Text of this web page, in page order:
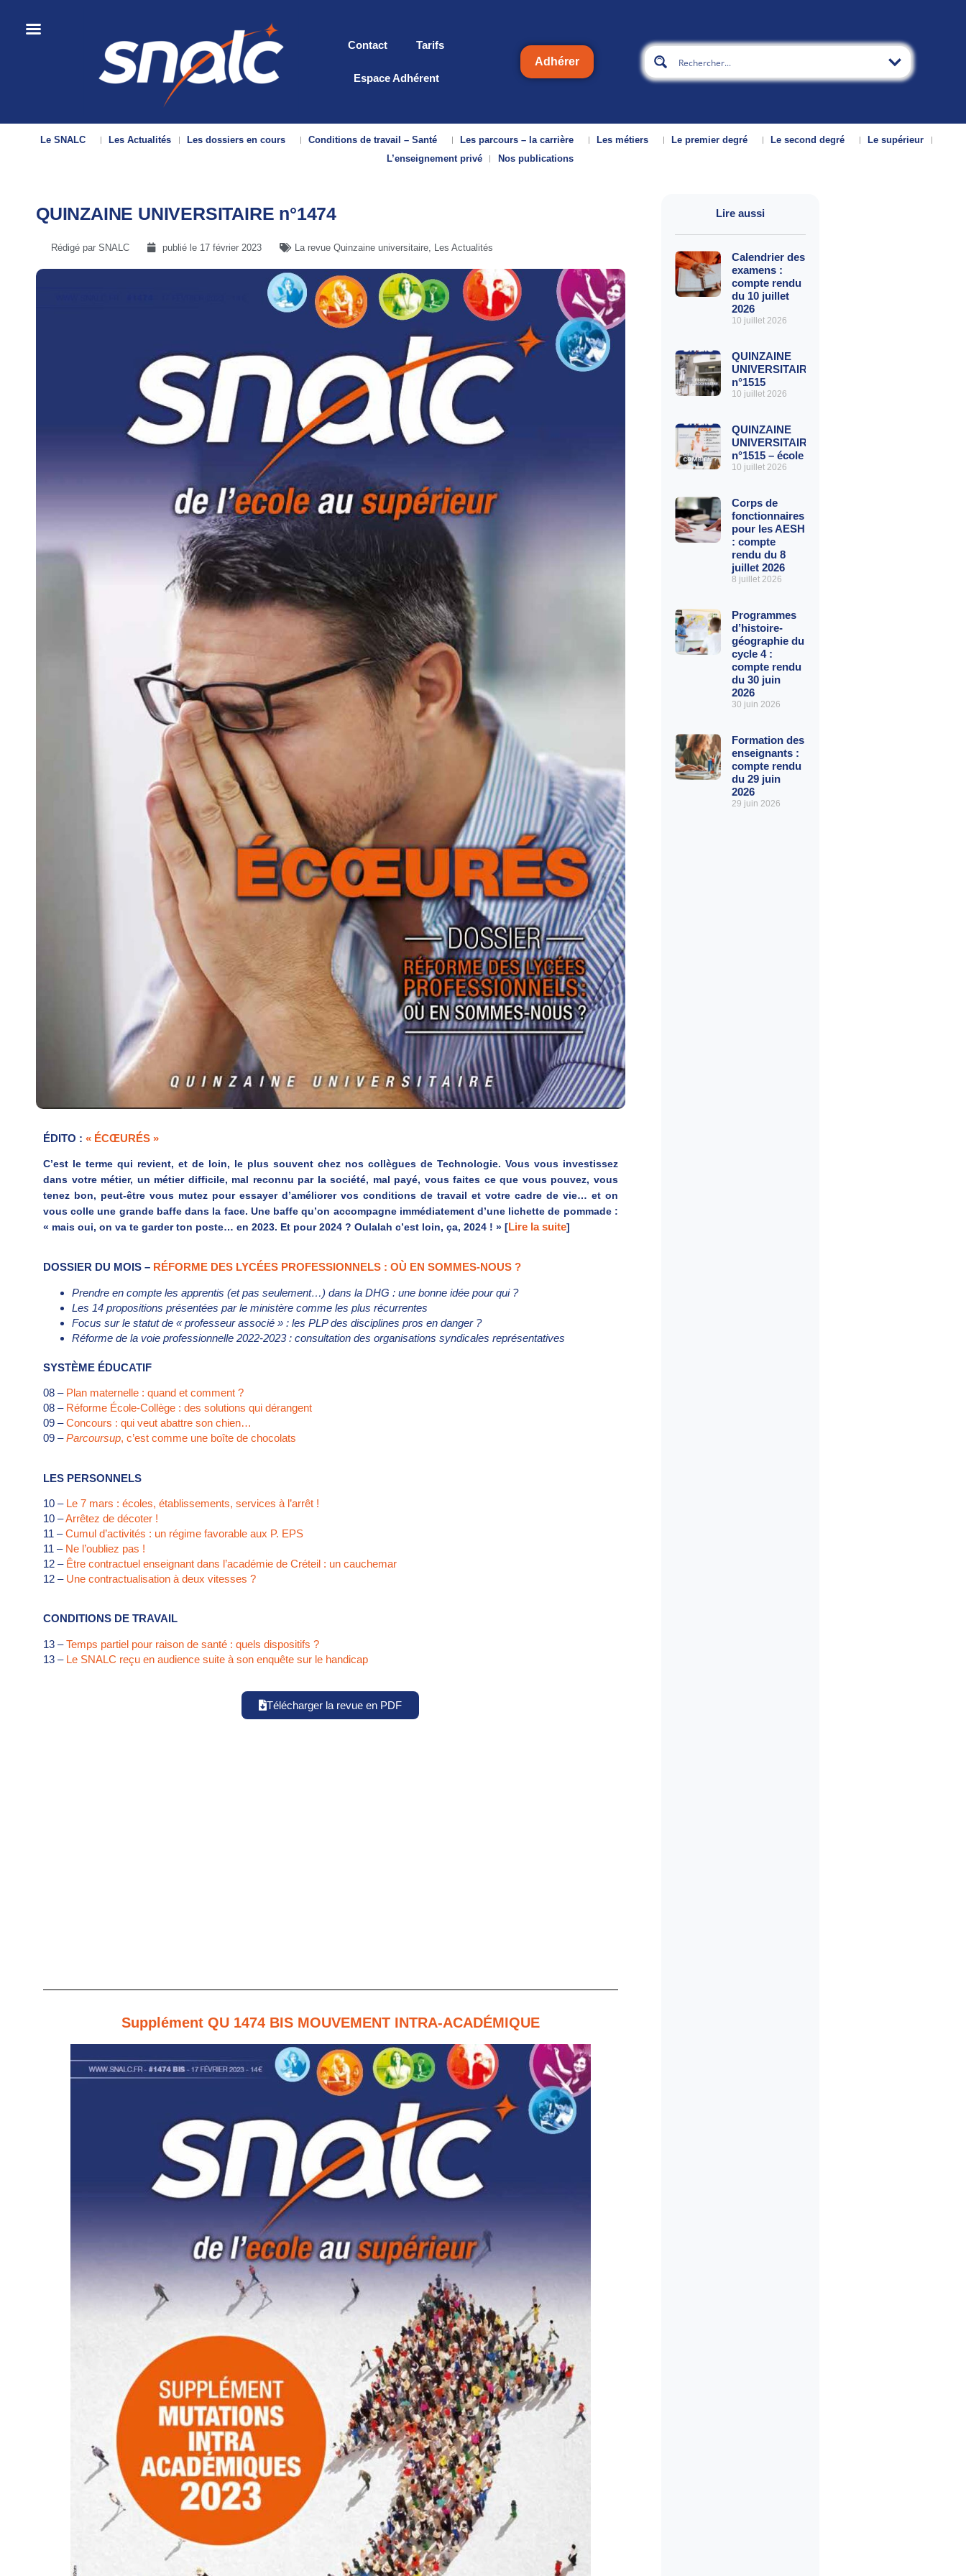
Contact Tarifs
Espace Adhérent
Adhérer
Le SNALC Les Actualités Les dossiers en cours Conditions de travail – Santé Les parcours – la carrière Les métiers Le premier degré Le second degré
Le supérieur
L’enseignement privé
Nos publications
QUINZAINE UNIVERSITAIRE n°1474
Rédigé par SNALC publié le 17 février 2023 La revue Quinzaine universitaire, Les Actualités
ÉDITO : « ÉCŒURÉS »
C’est le terme qui revient, et de loin, le plus souvent chez nos collègues de Technologie. Vous vous investissez
dans votre métier, un métier difficile, mal reconnu par la société, mal payé, vous faites ce que vous pouvez, vous
tenez bon, peut-être vous mutez pour essayer d’améliorer vos conditions de travail et votre cadre de vie… et on
vous colle une grande baffe dans la face. Une baffe qu’on accompagne immédiatement d’une lichette de pommade :
« mais oui, on va te garder ton poste… en 2023. Et pour 2024 ? Oulalah c’est loin, ça, 2024 ! » [Lire la suite]
DOSSIER DU MOIS – RÉFORME DES LYCÉES PROFESSIONNELS : OÙ EN SOMMES-NOUS ?
Prendre en compte les apprentis (et pas seulement…) dans la DHG : une bonne idée pour qui ?
Les 14 propositions présentées par le ministère comme les plus récurrentes
Focus sur le statut de « professeur associé » : les PLP des disciplines pros en danger ?
Réforme de la voie professionnelle 2022-2023 : consultation des organisations syndicales représentatives
SYSTÈME ÉDUCATIF
08 – Plan maternelle : quand et comment ?
08 – Réforme École-Collège : des solutions qui dérangent
09 –Concours : qui veut abattre son chien…
09 –Parcoursup, c’est comme une boîte de chocolats
LES PERSONNELS
10 – Le 7 mars : écoles, établissements, services à l’arrêt !
10 –Arrêtez de décoter !
11 –Cumul d’activités : un régime favorable aux P. EPS
11 – Ne l’oubliez pas !
12 – Être contractuel enseignant dans l’académie de Créteil : un cauchemar
12 – Une contractualisation à deux vitesses ?
CONDITIONS DE TRAVAIL
13 –Temps partiel pour raison de santé : quels dispositifs ?
13 – Le SNALC reçu en audience suite à son enquête sur le handicap
Télécharger la revue en PDF
Supplément QU 1474 BIS MOUVEMENT INTRA-ACADÉMIQUE
Lire aussi
Calendrier des
examens :
compte rendu
du 10 juillet
2026
10 juillet 2026
QUINZAINE
UNIVERSITAIRE
n°1515
10 juillet 2026
QUINZAINE
UNIVERSITAIRE
n°1515 – école
10 juillet 2026
Corps de
fonctionnaires
pour les AESH
: compte
rendu du 8
juillet 2026
8 juillet 2026
Programmes
d’histoire-
géographie du
cycle 4 :
compte rendu
du 30 juin
2026
30 juin 2026
Formation des
enseignants :
compte rendu
du 29 juin
2026
29 juin 2026